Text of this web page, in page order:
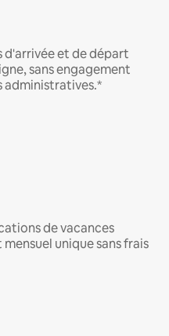
d'arrivée et de départ
sans engagement
administratives.*
de vacances
unique sans frais